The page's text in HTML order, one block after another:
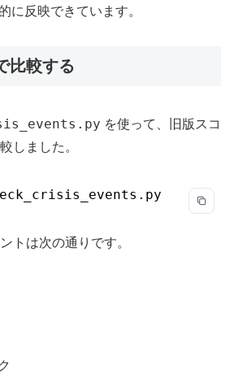
に反映できています。
比較する
を使って、旧版スコ
しました。
トは次の通りです。